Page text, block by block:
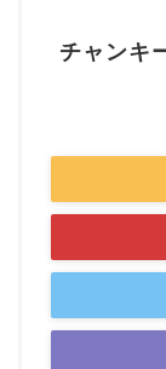
チャンキ